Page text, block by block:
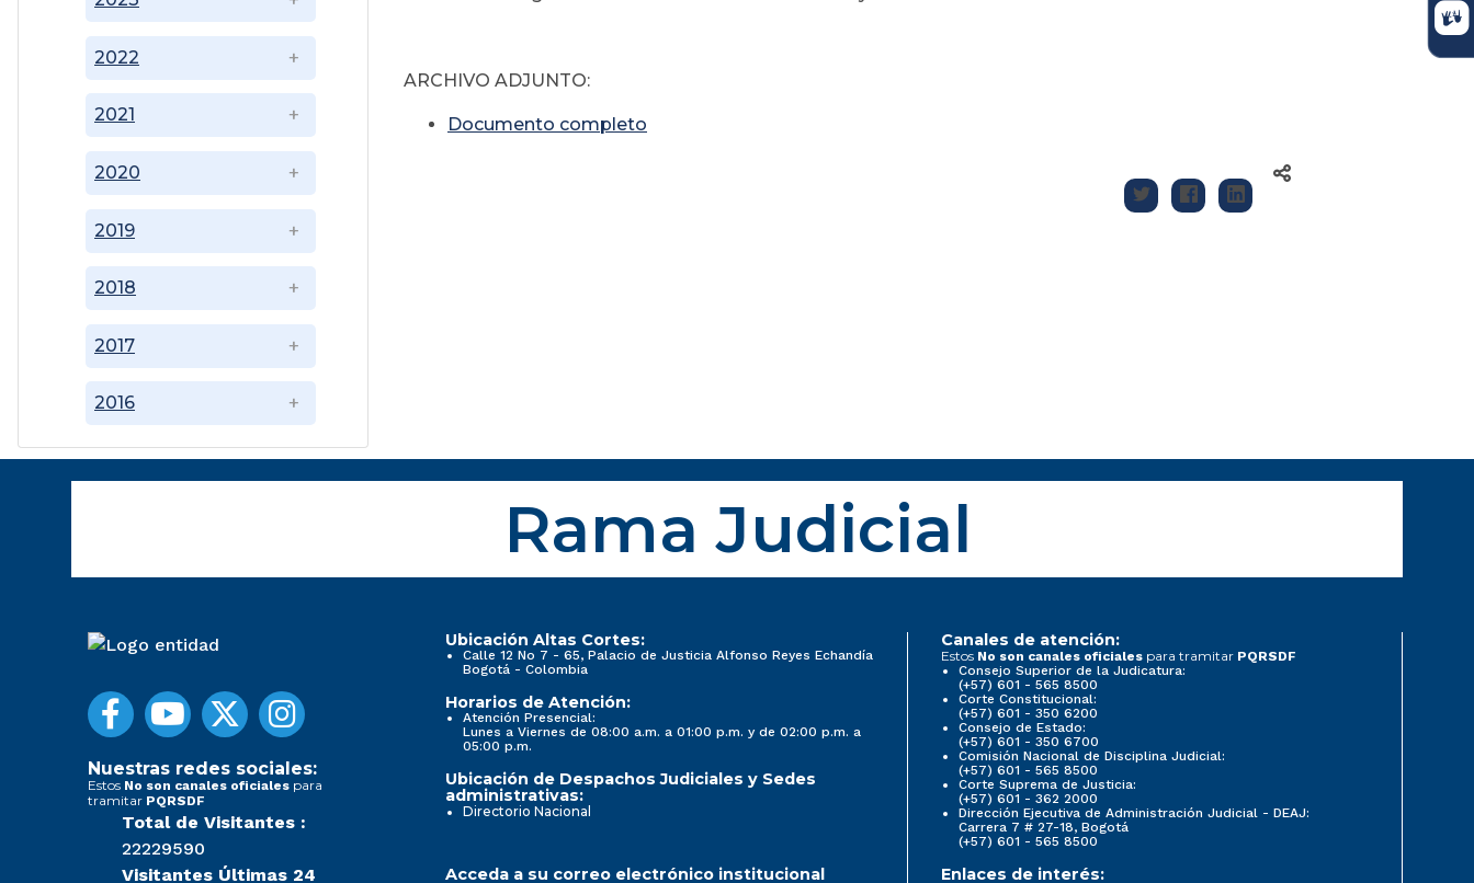
2016
2017
2018
2019
2020
2021
2022
ARCHIVO ADJUNTO:
Documento completo
Rama Judicial
Nuestras redes sociales:
Estos No son canales oficiales para
tramitar PQRSDF
Total de Visitantes :
22229590
Visitantes Últimas 24
Ubicación Altas Cortes:
Calle 12 No 7 - 65, Palacio de Justicia Alfonso Reyes Echandía
Bogotá - Colombia
Horarios de Atención:
Atención Presencial:
Lunes a Viernes de 08:00 a.m. a 01:00 p.m. y de 02:00 p.m. a
05:00 p.m.
Ubicación de Despachos Judiciales y Sedes
administrativas:
Directorio Nacional
Canales de atención:
Estos No son canales oficiales para tramitar PQRSDF
Consejo Superior de la Judicatura:
(+57) 601 - 565 8500
Corte Constitucional:
(+57) 601 - 350 6200
Consejo de Estado:
(+57) 601 - 350 6700
Comisión Nacional de Disciplina Judicial:
(+57) 601 - 565 8500
Corte Suprema de Justicia:
(+57) 601 - 362 2000
Dirección Ejecutiva de Administración Judicial - DEAJ:
Carrera 7 # 27-18, Bogotá
(+57) 601 - 565 8500
Acceda a su correo electrónico institucional Enlaces de interés: